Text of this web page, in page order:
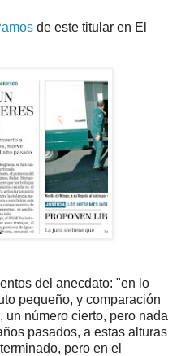
de este titular en El
del anecdato: "en lo
pequeño, y comparación
un número cierto, pero nada
pasados, a estas alturas
pero en el